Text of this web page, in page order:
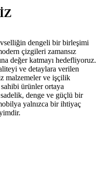
dengeli bir birleşimi
çizgileri zamansız
değer katmayı hedefliyoruz.
ve detaylara verilen
malzemeler ve işçilik
ürünler ortaya
denge ve güçlü bir
yalnızca bir ihtiyaç